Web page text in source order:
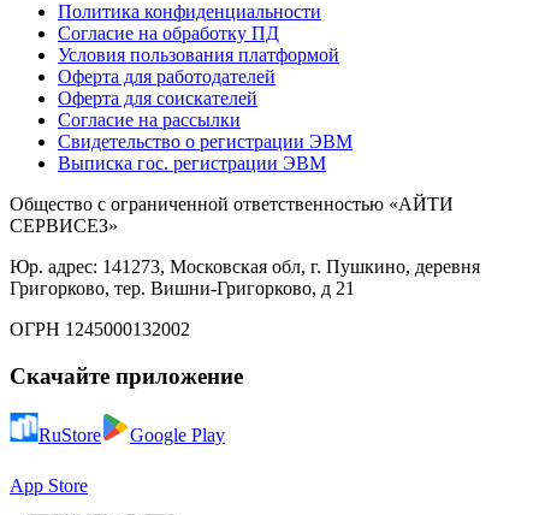
Политика конфиденциальности
Согласие на обработку ПД
Условия пользования платформой
Оферта для работодателей
Оферта для соискателей
Согласие на рассылки
Свидетельство о регистрации ЭВМ
Выписка гос. регистрации ЭВМ
Общество с ограниченной ответственностью «АЙТИ
СЕРВИСЕЗ»
Юр. адрес: 141273, Московская обл, г. Пушкино, деревня
Григорково, тер. Вишни-Григорково, д 21
ОГРН 1245000132002
Скачайте приложение
RuStore Google Play
App Store